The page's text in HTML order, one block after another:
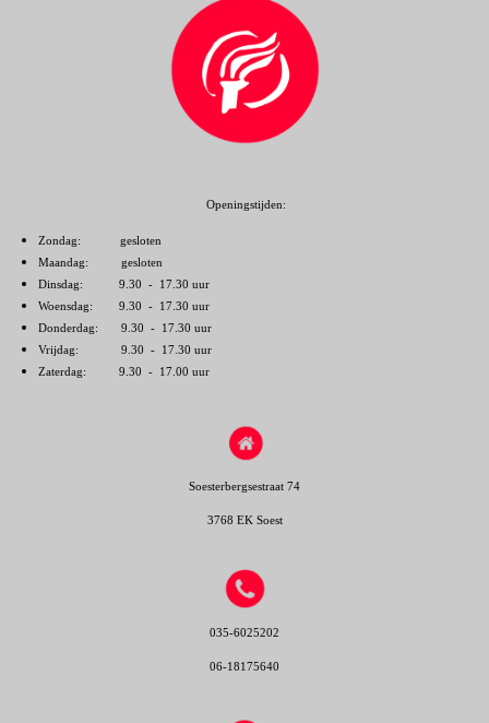
Openingstijden:
Zondag: gesloten
Maandag: gesloten
Dinsdag: 9.30 - 17.30 uur
Woensdag: 9.30 - 17.30 uur
Donderdag: 9.30 - 17.30 uur
Vrijdag: 9.30 - 17.30 uur
Zaterdag: 9.30 - 17.00 uur
Soesterbergsestraat 74
3768 EK Soest
035-6025202
06-18175640